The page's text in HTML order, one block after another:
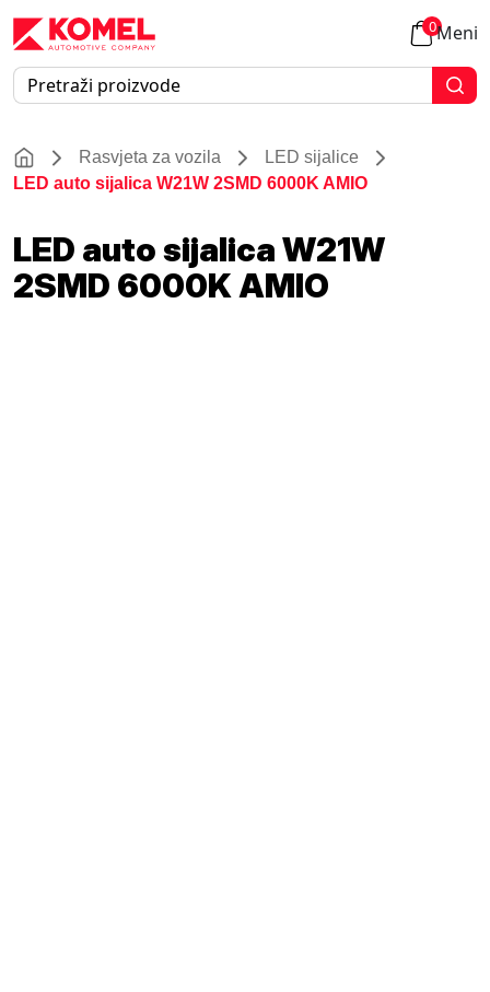
0Meni
Rasvjeta za vozila
LED sijalice
LED auto sijalica W21W 2SMD 6000K AMIO
LED auto sijalica W21W
2SMD 6000K AMIO